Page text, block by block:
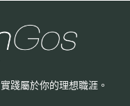
實踐屬於你的理想職涯。